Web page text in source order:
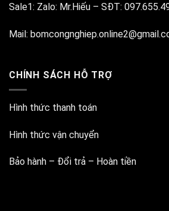
Sale1: Zalo: Mr.Hiếu – SĐT:
Mail:
CHÍNH SÁCH HỖ TRỢ
Hình thức thanh toán
Hình thức vận chuyển
Bảo hành – Đổi trả – Hoàn tiền